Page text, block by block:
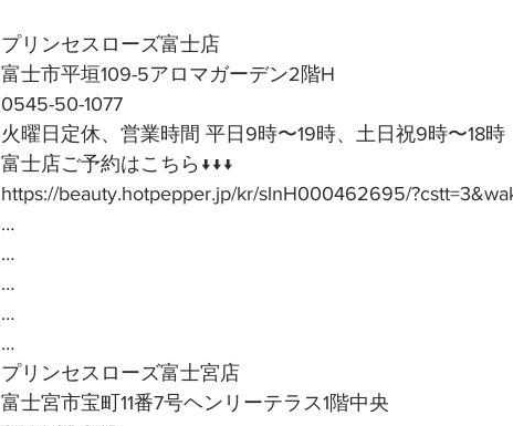
プリンセスローズ富士店
富士市平垣109-5アロマガーデン2階H
0545-50-1077
火曜日定休、営業時間 平日9時〜19時、土日祝9時〜18時
富士店ご予約はこちら↓↓↓
https://beauty.hotpepper.jp/kr/slnH000462695/
…
…
…
…
…
プリンセスローズ富士宮店
富士宮市宝町11番7号ヘンリーテラス1階中央